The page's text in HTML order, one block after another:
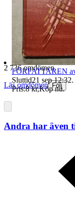
2 736 omdömen
Läs omdömen Följ
FÖRFATTAREN
Sluttid21 sep 12:32.
Pris:8 kr,Köp nu.
Andra har även